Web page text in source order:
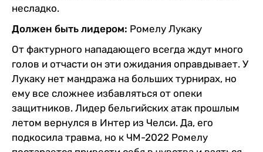
несладко.
Должен быть лидером: Ромелу Лукаку
От фактурного нападающего всегда ждут много
голов и отчасти он эти ожидания оправдывает. У
Лукаку нет мандража на больших турнирах, но
ему все сложнее избавляться от опеки
защитников. Лидер бельгийских атак прошлым
летом вернулся в Интер из Челси. Да, его
подкосила травма, но к ЧМ-2022 Ромелу